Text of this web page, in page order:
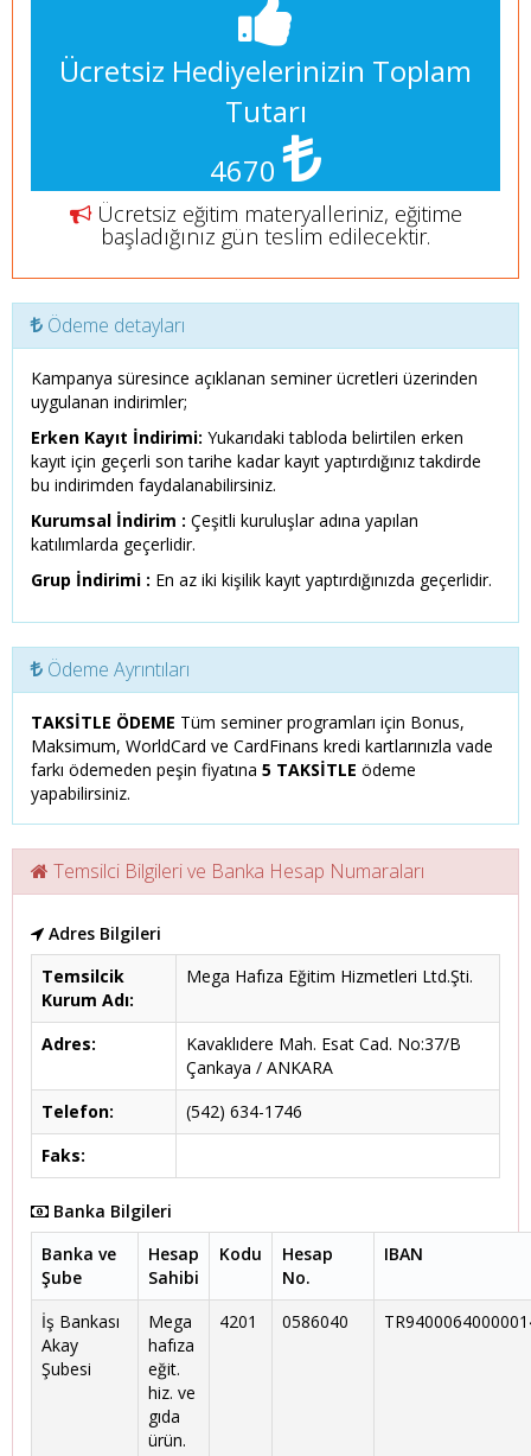
Ücretsiz Hediyelerinizin Toplam
Tutarı
4670
Ücretsiz eğitim materyalleriniz, eğitime
başladığınız gün teslim edilecektir.
Ödeme detayları
Kampanya süresince açıklanan seminer ücretleri üzerinden
uygulanan indirimler;
Erken Kayıt İndirimi: Yukarıdaki tabloda belirtilen erken
kayıt için geçerli son tarihe kadar kayıt yaptırdığınız takdirde
bu indirimden faydalanabilirsiniz.
Kurumsal İndirim : Çeşitli kuruluşlar adına yapılan
katılımlarda geçerlidir.
Grup İndirimi : En az iki kişilik kayıt yaptırdığınızda geçerlidir.
Ödeme Ayrıntıları
TAKSİTLE ÖDEME Tüm seminer programları için Bonus,
Maksimum, WorldCard ve CardFinans kredi kartlarınızla vade
farkı ödemeden peşin fiyatına 5 TAKSİTLE ödeme
yapabilirsiniz.
Temsilci Bilgileri ve Banka Hesap Numaraları
Adres Bilgileri
Temsilcik
Kurum Adı:
Mega Hafıza Eğitim Hizmetleri Ltd.Şti.
Adres:
Kavaklıdere Mah. Esat Cad. No:37/B
Çankaya / ANKARA
Telefon:
(542) 634-1746
Faks:
Banka Bilgileri
Banka ve
Şube
Hesap
Sahibi
Kodu
Hesap
No.
IBAN
İş Bankası
Akay
Şubesi
Mega
hafıza
eğit.
hiz. ve
gıda
ürün.
4201 0586040